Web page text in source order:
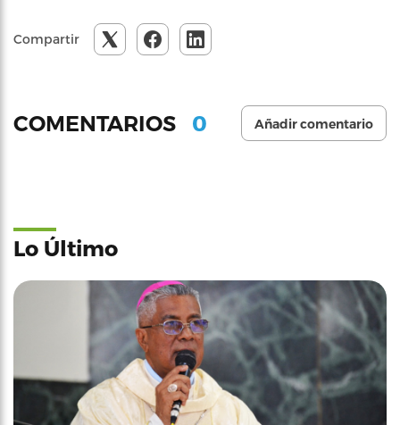
Compartir
COMENTARIOS 0 Añadir comentario
Lo Último